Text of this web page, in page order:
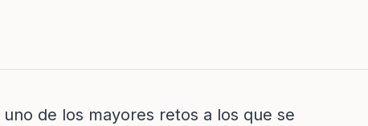
de los mayores retos a los que se